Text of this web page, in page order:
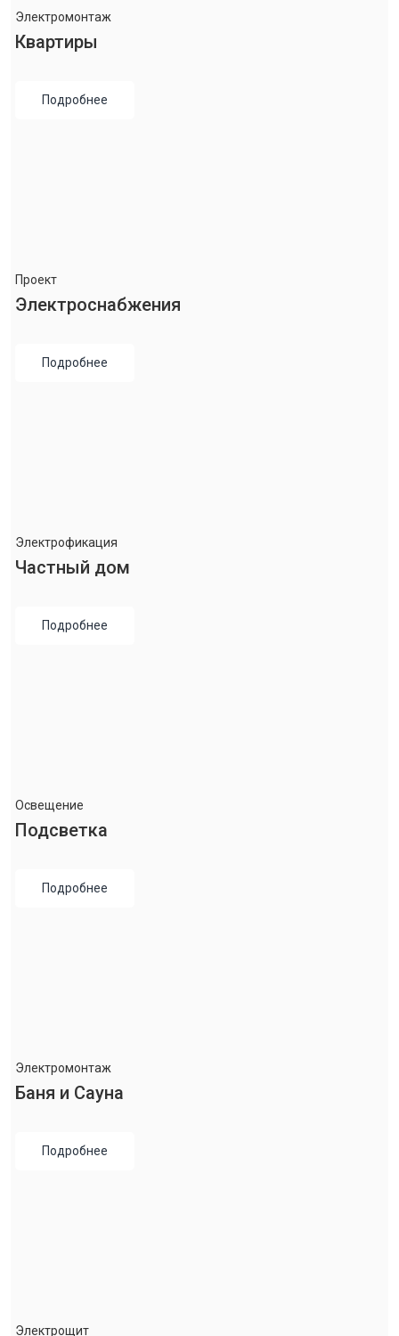
Электромонтаж
Квартиры
Подробнее
Проект
Электроснабжения
Подробнее
Электрофикация
Частный дом
Подробнее
Освещение
Подсветка
Подробнее
Электромонтаж
Баня и Сауна
Подробнее
Электрощит